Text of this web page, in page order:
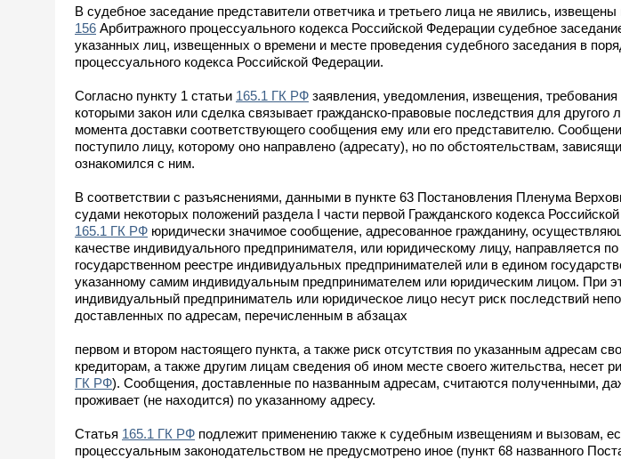
В судебное заседание представители ответчика и третьего лица не явились,
156 Арбитражного процессуального кодекса Российской Федерации судебное
указанных лиц, извещенных о времени и месте проведения судебного заседания в
процессуального кодекса Российской Федерации.
Согласно пункту 1 статьи 165.1 ГК РФ заявления, уведомления, извещения,
которыми закон или сделка связывает гражданско-правовые последствия для другого
момента доставки соответствующего сообщения ему или его представителю.
поступило лицу, которому оно направлено (адресату), но по обстоятельствам,
ознакомился с ним.
В соответствии с разъяснениями, данными в пункте 63 Постановления Пленума
судами некоторых положений раздела I части первой Гражданского кодекса
165.1 ГК РФ юридически значимое сообщение, адресованное гражданину,
качестве индивидуального предпринимателя, или юридическому лицу, направляется
государственном реестре индивидуальных предпринимателей или в едином
указанному самим индивидуальным предпринимателем или юридическим лицом. При
индивидуальный предприниматель или юридическое лицо несут риск последствий
доставленных по адресам, перечисленным в абзацах
первом и втором настоящего пункта, а также риск отсутствия по указанным адресам
кредиторам, а также другим лицам сведения об ином месте своего жительства, несет
ГК РФ). Сообщения, доставленные по названным адресам, считаются полученными,
проживает (не находится) по указанному адресу.
Статья 165.1 ГК РФ подлежит применению также к судебным извещениям и вызовам,
процессуальным законодательством не предусмотрено иное (пункт 68 названного